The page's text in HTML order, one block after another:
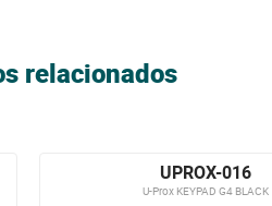
relacionados
UPROX-016
U-Prox KEYPAD G4 BLACK